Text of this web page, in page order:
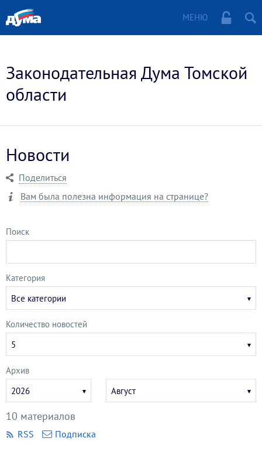
МЕНЮ
Законодательная Дума Томской
области
Новости
Поделиться
Вам была полезна информация на странице?
Поиск
Категория
Все категории
Количество новостей
5
Архив
год
2026
месяц
Август
10 материалов
RSS Подписка